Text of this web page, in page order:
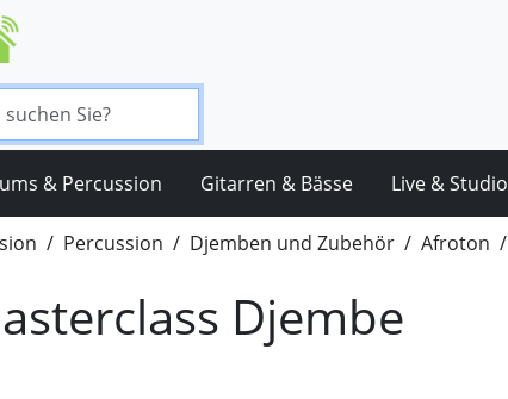
& Percussion Gitarren & Bässe Live & Studio
Percussion Djemben und Zubehör Afroton
Djembe